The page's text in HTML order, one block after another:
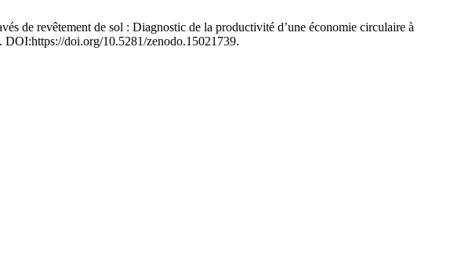
de revêtement de sol : Diagnostic de la productivité d’une économie circulaire à
DOI:https://doi.org/10.5281/zenodo.15021739.